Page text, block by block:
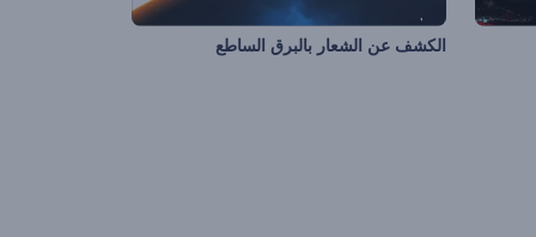
الكشف عن الشعار بالبرق الساطع